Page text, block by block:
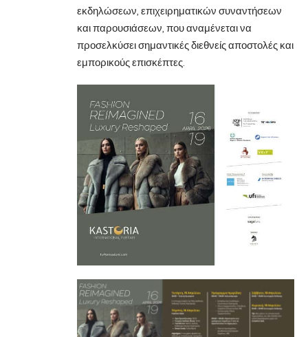
εκδηλώσεων, επιχειρηματικών συναντήσεων
και παρουσιάσεων, που αναμένεται να
προσελκύσει σημαντικές διεθνείς αποστολές και
εμπορικούς επισκέπτες.